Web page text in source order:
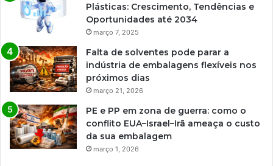
Plásticas: Crescimento, Tendências e
Oportunidades até 2034
março 7, 2025
Falta de solventes pode parar a
indústria de embalagens flexíveis nos
próximos dias
março 21, 2026
PE e PP em zona de guerra: como o
conflito EUA–Israel–Irã ameaça o custo
da sua embalagem
março 1, 2026